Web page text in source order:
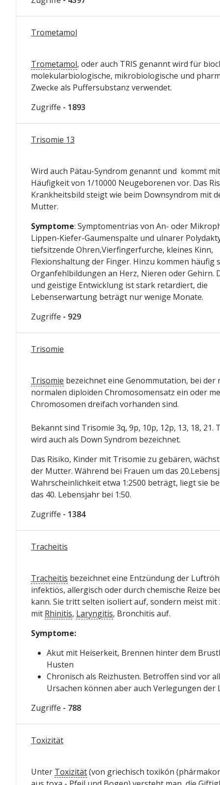
Trometamol
Trometamol, oder auch TRIS genannt wird für
molekularbiologische, mikrobiologische und
Zwecke als Puffersubstanz verwendet.
Zugriffe - 1893
Trisomie 13
Wird auch Pätau-Syndrom genannt und kommt
Häufigkeit von 1/10000 Neugeborenen vor. Das
Krankheitsbild steigt wie beim Downsyndrom mit
Mutter.
Symptome: Symptomentrias von An- oder
Lippen-Kiefer-Gaumenspalte und ulnarer
tiefsitzende Ohren,Vierfingerfurche, kleines Kinn,
Flexionshaltung der Finger. Hinzu kommen häufig
Organfehlbildungen an Herz, Nieren oder Gehirn.
und geistige Entwicklung ist stark retardiert, die
Lebenserwartung beträgt nur wenige Monate.
Zugriffe - 929
Trisomie
Trisomie bezeichnet eine Genommutation, bei der
normalen diploiden Chromosomensatz ein oder
Chromosomen dreifach vorhanden sind.
Bekannt sind Trisomie 3q, 9p, 10p, 12p, 13, 18, 21.
wird auch als Down Syndrom bezeichnet.
Das Risiko, Kinder mit Trisomie zu gebären,
der Mutter. Während bei Frauen um das
Wahrscheinlichkeit etwa 1:2500 beträgt, liegt sie
das 40. Lebensjahr bei 1:50.
Zugriffe - 1384
Tracheitis
Tracheitis bezeichnet eine Entzündung der
infektiös, allergisch oder durch chemische Reize
kann. Sie tritt selten isoliert auf, sondern meist mit
mit Rhinitis, Laryngitis, Bronchitis auf.
Symptome:
Akut mit Heiserkeit, Brennen hinter dem
Husten
Chronisch als Reizhusten. Betroffen sind vor
Ursachen können aber auch Verlegungen der
Zugriffe - 788
Toxizität
Unter Toxizität(von griechisch toxikón